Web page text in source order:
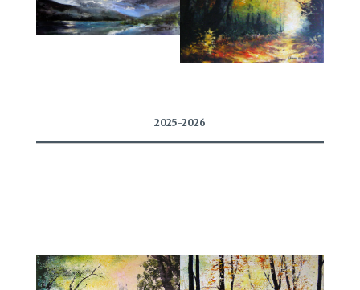
2025-2026